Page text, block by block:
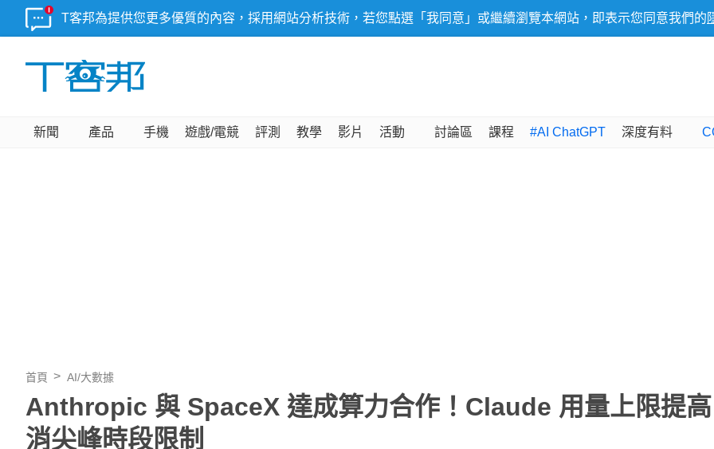
T客邦為提供您更多優質的內容，採用網站分析技術，若您點選「我同意」或繼續瀏覽本網站，即表示您同意我們的
新聞 產品 手機 遊戲/電競 評測 教學 影片 活動 討論區 課程 #AI ChatGPT 深度有料
首頁 AI/大數據
Anthropic 與 SpaceX 達成算力合作！Claude 用量上限提
消尖峰時段限制